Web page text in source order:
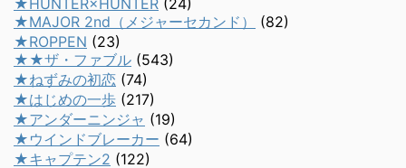
★HUNTER×HUNTER (24)
★MAJOR 2nd（メジャーセカンド）
(82)
★ROPPEN (23)
★★ザ・ファブル (543)
★ねずみの初恋 (74)
★はじめの一歩 (217)
★アンダーニンジャ (19)
★ウインドブレーカー (64)
★キャプテン2 (122)